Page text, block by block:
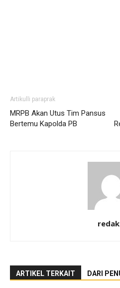
Artikulli paraprak
MRPB Akan Utus Tim Pansus
Bertemu Kapolda PB
ARTIKEL TERKAIT DARI